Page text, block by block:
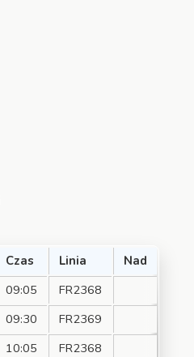
Czas Linia
Nad
09:05
FR2368
09:30
FR2369
10:05
FR2368